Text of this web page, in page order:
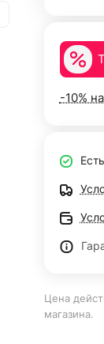
-10%
Цена
магазина.